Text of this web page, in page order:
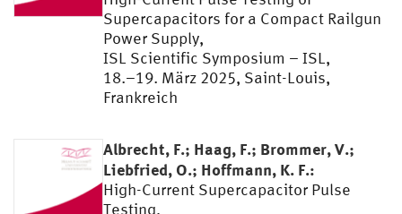
Supercapacitors for a Compact Railgun
Power Supply,
ISL Scientific Symposium – ISL,
18.–19. März 2025, Saint-Louis,
Frankreich
Albrecht, F.; Haag, F.; Brommer, V.;
Liebfried, O.; Hoffmann, K. F.:
High-Current Supercapacitor Pulse
Testing,